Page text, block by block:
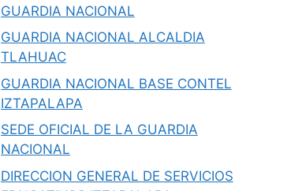
GUARDIA NACIONAL
GUARDIA NACIONAL ALCALDIA
TLAHUAC
GUARDIA NACIONAL BASE CONTEL
IZTAPALAPA
SEDE OFICIAL DE LA GUARDIA
NACIONAL
DIRECCION GENERAL DE SERVICIOS